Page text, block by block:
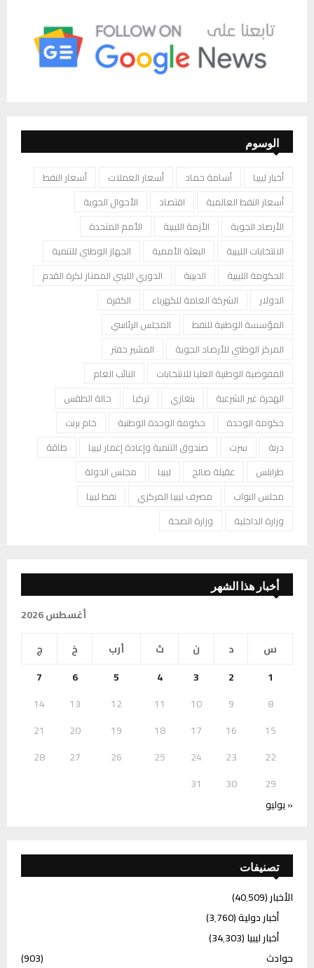
الوسوم
أخبار ليبيا أسامة حماد أسعار العملات
أسعار النفط
أسعار النفط العالمية
اقتصاد
الأحوال الجوية
الأرصاد الجوية
الأزمة الليبية
الأمم المتحدة
الانتخابات الليبية
البعثة الأممية
الجهاز الوطني للتنمية
الحكومة الليبية
الدبيبة
الدوري الليبي الممتاز لكرة القدم
الدولار
الشركة العامة للكهرباء
الكفرة
المؤسسة الوطنية للنفط
المجلس الرئاسي
المركز الوطني للأرصاد الجوية
المشير حفتر
المفوضية الوطنية العليا للانتخابات
النائب العام
الهجرة غير الشرعية
بنغازي تركيا
حالة الطقس
حكومة الوحدة
حكومة الوحدة الوطنية
خام برنت
درنة
سرت صندوق التنمية وإعادة إعمار ليبيا
طاقة
طرابلس
عقيلة صالح ليبيا
مجلس الدولة
مجلس النواب
مصرف ليبيا المركزي
نفط ليبيا
وزارة الداخلية
وزارة الصحة
أخبار هذا الشهر
أغسطس 2026
س
د ن ث أرب خ
ج
1
2
3
4
5
6
7
8
9
10
11
12
13
14
15
16
17
18
19
20
21
22
23
24
25
26
27
28
29
30
31
« يوليو
تصنيفات
الأخبار(40٬509)
أخبار دولية(3٬760)
أخبار ليبيا(34٬303)
حوادث
(903)